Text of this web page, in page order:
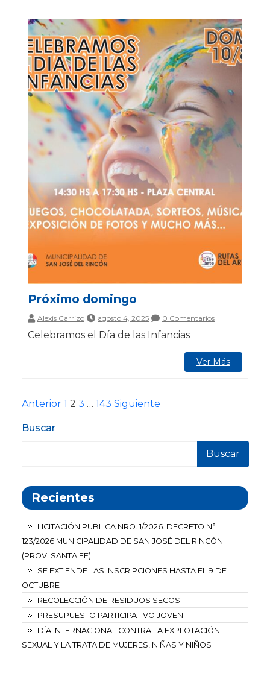
Próximo domingo
Alexis Carrizo agosto 4, 2025 0 Comentarios
Celebramos el Día de las Infancias
Ver Más
Paginación
de
Anterior Página
1 Página
2 Página
3 … Página
143 Siguiente
Buscar
Buscar
Recientes
LICITACIÓN PUBLICA NRO. 1/2026. DECRETO N°
123/2026 MUNICIPALIDAD DE SAN JOSÉ DEL RINCÓN
(PROV. SANTA FE)
SE EXTIENDE LAS INSCRIPCIONES HASTA EL 9 DE
OCTUBRE
RECOLECCIÓN DE RESIDUOS SECOS
PRESUPUESTO PARTICIPATIVO JOVEN
DÍA INTERNACIONAL CONTRA LA EXPLOTACIÓN
SEXUAL Y LA TRATA DE MUJERES, NIÑAS Y NIÑOS